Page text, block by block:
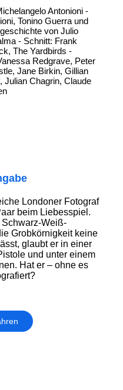
Antonioni -
Tonino Guerra und
von Julio
- Schnitt: Frank
The Yardbirds -
Redgrave, Peter
Jane Birkin, Gillian
Julian Chagrin, Claude
Londoner Fotograf
beim Liebesspiel.
Weiß-
Grobkörnigkeit keine
glaubt er in einer
und unter einem
Hat er – ohne es